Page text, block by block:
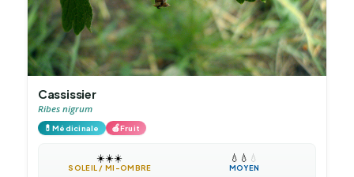
Cassissier
Ribes nigrum
💊Médicinale 🍎Fruit
☀️☀️☀️
SOLEIL / MI-OMBRE
💧 💧 💧
MOYEN